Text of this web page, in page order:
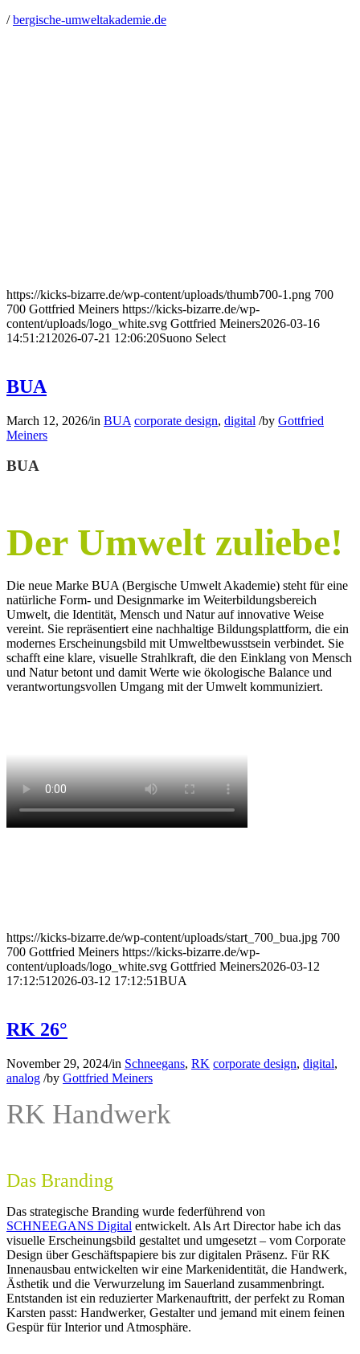
/bergische-umweltakademie.de
https://kicks-bizarre.de/wp-content/uploads/thumb700-1.png 700
700 Gottfried Meiners https://kicks-bizarre.de/wp-
content/uploads/logo_white.svg Gottfried Meiners2026-03-16
14:51:21 2026-07-21 12:06:20Suono Select
BUA
March 12, 2026/in BUA corporate design, digital /by Gottfried
Meiners
BUA
Der Umwelt zuliebe!
Die neue Marke BUA (Bergische Umwelt Akademie) steht für eine
natürliche Form- und Designmarke im Weiterbildungsbereich
Umwelt, die Identität, Mensch und Natur auf innovative Weise
vereint. Sie repräsentiert eine nachhaltige Bildungsplattform, die ein
modernes Erscheinungsbild mit Umweltbewusstsein verbindet. Sie
schafft eine klare, visuelle Strahlkraft, die den Einklang von Mensch
und Natur betont und damit Werte wie ökologische Balance und
verantwortungsvollen Umgang mit der Umwelt kommuniziert.
https://kicks-bizarre.de/wp-content/uploads/start_700_bua.jpg 700
700 Gottfried Meiners https://kicks-bizarre.de/wp-
content/uploads/logo_white.svg Gottfried Meiners2026-03-12
17:12:51 2026-03-12 17:12:51BUA
RK 26°
November 29, 2024/in Schneegans, RK corporate design, digital,
analog /by Gottfried Meiners
RK Handwerk
Das Branding
Das strategische Branding wurde federführend von
SCHNEEGANS Digital entwickelt. Als Art Directorhabe ich das
visuelle Erscheinungsbild gestaltet und umgesetzt – vom Corporate
Design über Geschäftspapiere bis zur digitalen Präsenz. FürRK
Innenausbau entwickelten wir eine Markenidentität, die Handwerk,
Ästhetik und die Verwurzelung im Sauerland zusammenbringt.
Entstanden ist ein reduzierter Markenauftritt, der perfekt zu Roman
Karsten passt: Handwerker, Gestalter und jemand mit einem feinen
Gespür für Interior und Atmosphäre.